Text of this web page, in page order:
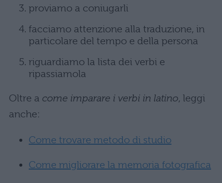
proviamo a coniugarli
facciamo attenzione alla traduzione, in
particolare del tempo e della persona
riguardiamo la lista dei verbi e
ripassiamola
Oltre a come imparare i verbi in latino, leggi
anche:
Come trovare metodo di studio
Come migliorare la memoria fotografica